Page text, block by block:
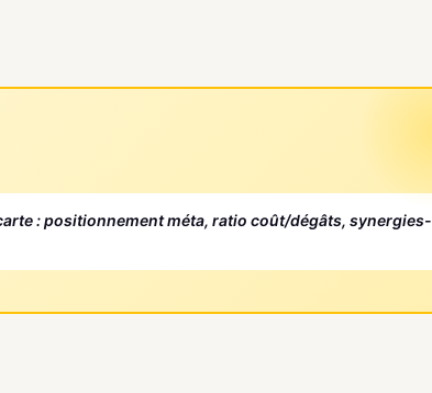
: positionnement méta, ratio coût/dégâts, synergies-